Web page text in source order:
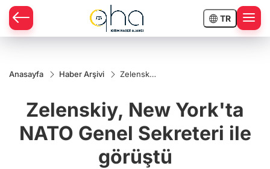
TR
Anasayfa Haber Arşivi
Zelenskiy,
NATO
Genel
Sekreteri
ile
görüştü
Zelenskiy, New York'ta
NATO Genel Sekreteri ile
görüştü